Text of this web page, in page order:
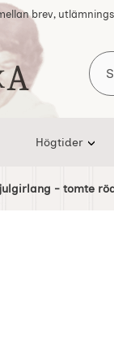
brev,
för Nostalgiska
Sök
Högtider
- tomte